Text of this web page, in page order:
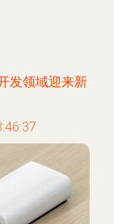
发领域迎来新